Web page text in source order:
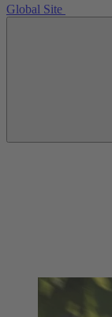
Global Site